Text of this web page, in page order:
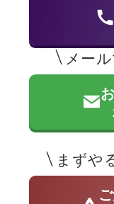
メー
まずや